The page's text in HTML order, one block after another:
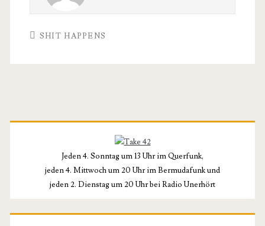
SHIT HAPPENS
Primäre
Seitenleiste
Jeden 4. Sonntag um 13 Uhr im Querfunk,
jeden 4. Mittwoch um 20 Uhr im Bermudafunk und
jeden 2. Dienstag um 20 Uhr bei Radio Unerhört